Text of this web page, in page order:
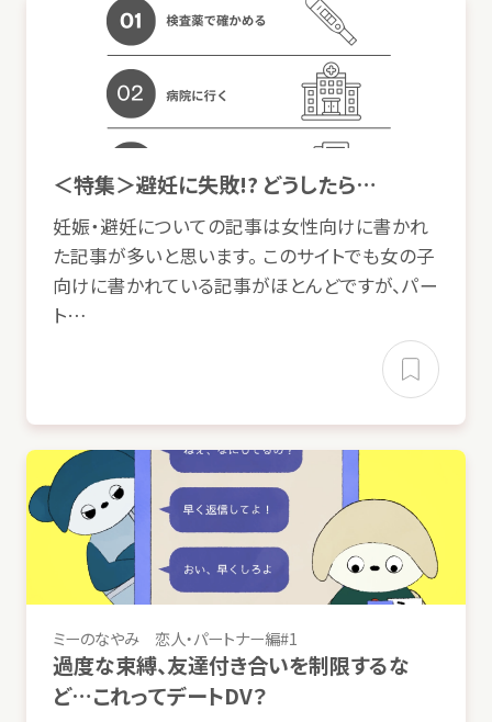
食事
進学・中退 働く
親の離婚・再婚 生活・住まい
その他
ネットトラブル 金銭トラブル
架空請求
金
貸 借
非行 自身
加害者
事件
起
加害者
家族
奨学金 税金
病気・病院 体験談・インタビュー
動画つき
＜特集＞避妊に失敗!? どうしたら…
妊娠・避妊についての記事は女性向けに書かれ
た記事が多いと思います。 このサイトでも女の子
向けに書かれている記事がほとんどですが、パー
ト…
ミーのなやみ 恋人・パートナー編#1
過度な束縛、友達付き合いを制限するな
ど…これってデートDV？